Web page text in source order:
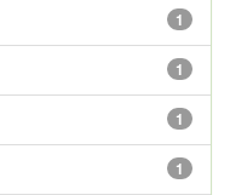
1
1
1
1